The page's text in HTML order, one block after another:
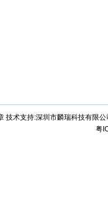
技术支持:深圳市麟瑞科技有限公
粤